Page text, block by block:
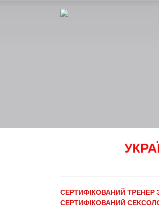
СЕРТИФІКОВАНИЙ ТРЕНЕР
СЕРТИФІКОВАНИЙ